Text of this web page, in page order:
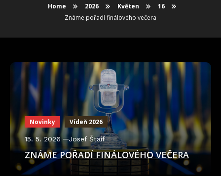
Home 2026 Květen
16
Známe pořadí finálového večera
Novinky Vídeň 2026
15. 5. 2026 Josef Štaif
ZNÁME POŘADÍ FINÁLOVÉHO VEČERA